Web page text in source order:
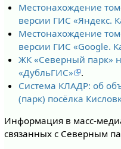
Местонахождение
версии ГИС «Яндекс.
Местонахождение
версии ГИС «Google.
ЖК «Северный парк»
«ДубльГИС»
.
Система КЛАДР: об
(парк) посёлка
Информация в масс-
связанных с Северным